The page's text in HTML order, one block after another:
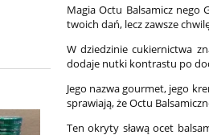
Magia Octu Balsamicz
twoich dań, lecz zawsze
W dziedzinie cukiernictwa
dodaje nutki kontrastu po
Jego nazwa gourmet, jego
sprawiają, że Octu
Ten okryty sławą ocet